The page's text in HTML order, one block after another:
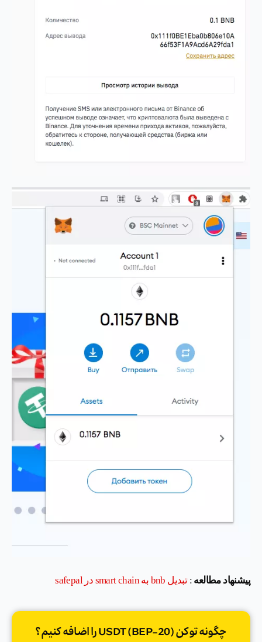
پیشنهاد مطالعه :تبدیل bnb به smart chain در safepal
چگونه توکن USDT (BEP-20) را اضافه کنیم؟